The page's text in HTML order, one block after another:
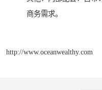
商务需求。
http://www.oceanwealthy.com